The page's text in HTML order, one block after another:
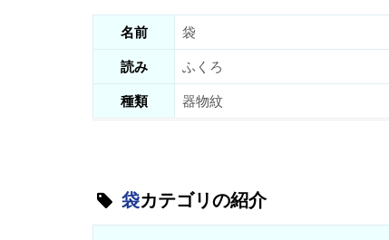
名前
袋
読み
ふくろ
種類
器物紋
袋カテゴリの紹介